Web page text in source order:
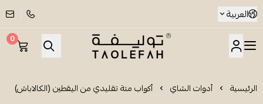
العربية
شاي توليفة
0
الرئيسية أدوات الشاي أكواب متة تقليدي من اليقطين (الكالاباش)